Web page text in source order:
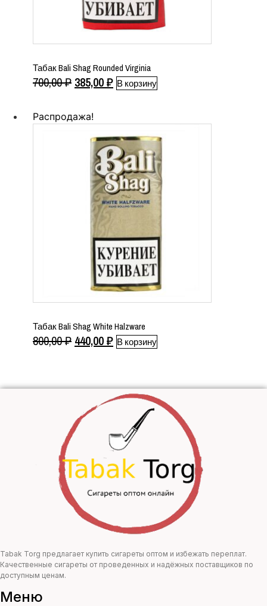
Табак Bali Shag Rounded Virginia
700,00₽ Первоначальная
составляла
700,00 ₽.
385,00₽Текущая
В корзину
Распродажа!
Табак Bali Shag White Halzware
800,00₽ Первоначальная
800,00 ₽.
440,00₽Текущая
В корзину
Tabak Torg предлагает купить сигареты оптом и избежать переплат.
Качественные сигареты от проведенных и надёжных поставщиков по
доступным ценам.
Меню